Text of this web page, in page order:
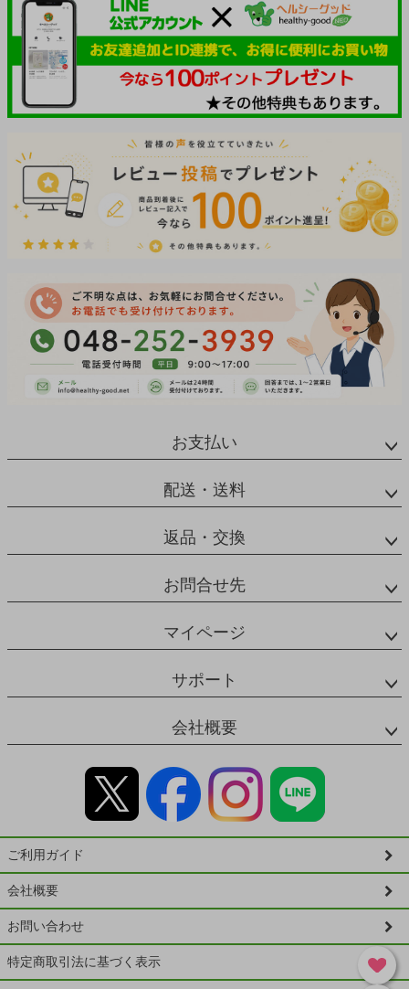
お支払い
配送・送料
返品・交換
お問合せ先
マイページ
サポート
会社概要
ご利用ガイド
会社概要
お問い合わせ
特定商取引法に基づく表示